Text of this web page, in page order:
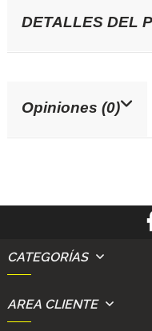
DETALLES DEL
Opiniones (0)
CATEGORÍAS
AREA CLIENTE